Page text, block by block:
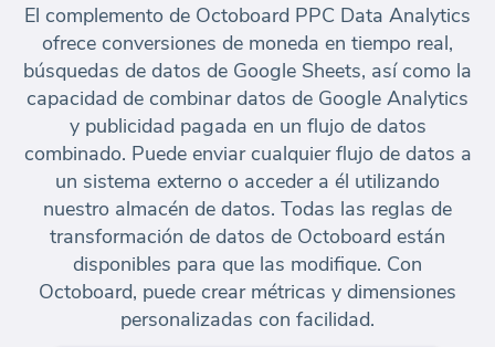
El complemento de Octoboard PPC Data Analytics
ofrece conversiones de moneda en tiempo real,
búsquedas de datos de Google Sheets, así como la
capacidad de combinar datos de Google Analytics
y publicidad pagada en un flujo de datos
combinado. Puede enviar cualquier flujo de datos a
un sistema externo o acceder a él utilizando
nuestro almacén de datos. Todas las reglas de
transformación de datos de Octoboard están
disponibles para que las modifique. Con
Octoboard, puede crear métricas y dimensiones
personalizadas con facilidad.